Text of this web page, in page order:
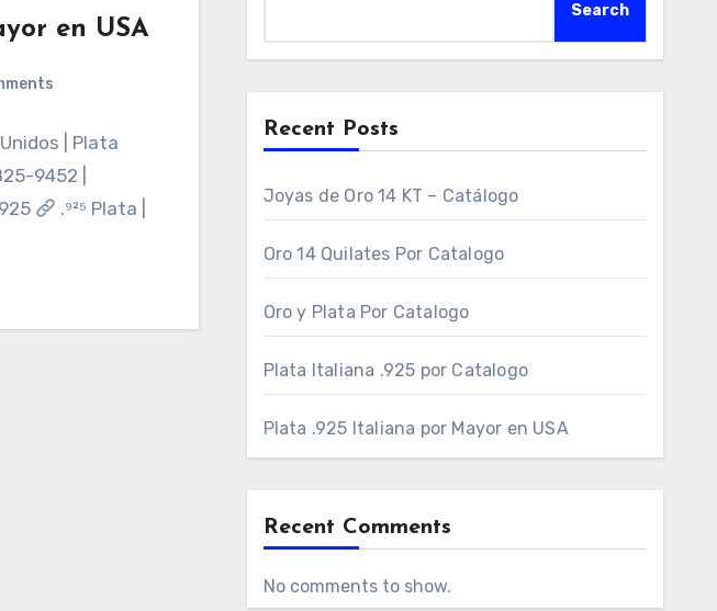
en USA
| Plata
9452 |
.⁹²⁵ Plata |
Search
Recent Posts
Joyas de Oro 14 KT – Catálogo
Oro 14 Quilates Por Catalogo
Oro y Plata Por Catalogo
Plata Italiana .925 por Catalogo
Plata .925 Italiana por Mayor en USA
Recent Comments
No comments to show.